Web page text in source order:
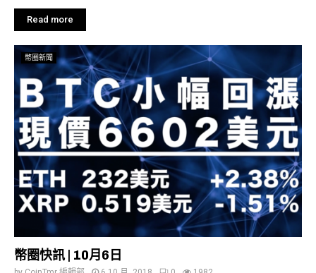
Read more
幣圈新聞
幣圈快訊 | 10月6日